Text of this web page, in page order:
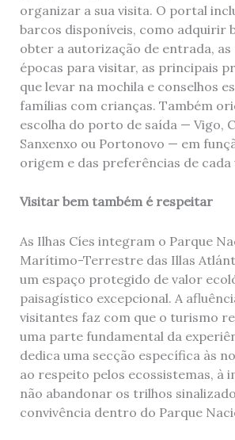
organizar a sua visita. O portal
barcos disponíveis, como adquirir
obter a autorização de entrada, as
épocas para visitar, as principais
que levar na mochila e conselhos
famílias com crianças. Também
escolha do porto de saída — Vigo,
Sanxenxo ou Portonovo — em
origem e das preferências de cada
Visitar bem também é respeitar
As Ilhas Cíes integram o Parque
Marítimo-Terrestre das Illas
um espaço protegido de valor
paisagístico excepcional. A
visitantes faz com que o turismo
uma parte fundamental da
dedica uma secção específica às
ao respeito pelos ecossistemas, à
não abandonar os trilhos
convivência dentro do Parque